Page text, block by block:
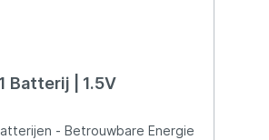
Batterij | 1.5V
- Betrouwbare Energie